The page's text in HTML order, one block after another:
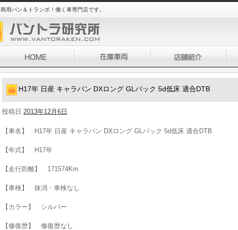
商用バン＆トランポ！働く車専門店です。
H17年 日産 キャラバン DXロング GLパック 5d低床 適合DTB
投稿日 2013年12月6日
【車名】 H17年 日産 キャラバン DXロング GLパック 5d低床 適合DTB
【年式】 H17年
【走行距離】 171574Km
【車検】 抹消・車検なし
【カラー】 シルバー
【修復歴】 修復歴なし